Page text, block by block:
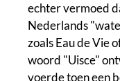
echter vermoed
Nederlands
zoals Eau de Vie
woord "Uisce"
voerde toen een